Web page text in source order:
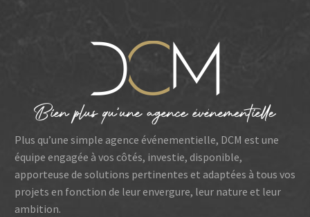
Plus qu’une simple agence événementielle, DCM est une
équipe engagée à vos côtés, investie, disponible,
apporteuse de solutions pertinentes et adaptées à tous vos
projets en fonction de leur envergure, leur nature et leur
ambition.